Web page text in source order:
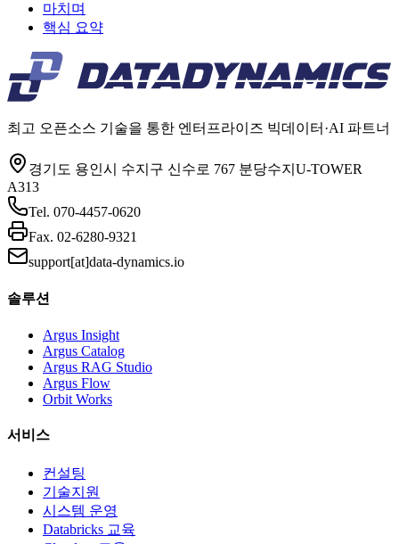
마치며
핵심 요약
최고 오픈소스 기술을 통한 엔터프라이즈 빅데이터·AI 파트너
경기도 용인시 수지구 신수로 767 분당수지U-TOWER
A313
Tel. 070-4457-0620
Fax. 02-6280-9321
support[at]data-dynamics.io
솔루션
Argus Insight
Argus Catalog
Argus RAG Studio
Argus Flow
Orbit Works
서비스
컨설팅
기술지원
시스템 운영
Databricks 교육